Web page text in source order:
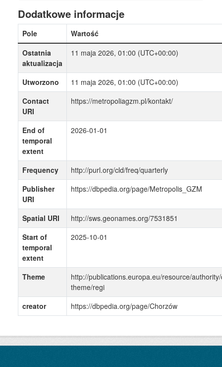
Dodatkowe informacje
Pole
Wartość
Ostatnia
aktualizacja
11 maja 2026, 01:00 (UTC+00:00)
Utworzono
11 maja 2026, 01:00 (UTC+00:00)
Contact
URI
https://metropoliagzm.pl/kontakt/
End of
temporal
extent
2026-01-01
Frequency
http://purl.org/cld/freq/quarterly
Publisher
URI
https://dbpedia.org/page/Metropolis_GZM
Spatial URI
http://sws.geonames.org/7531851
Start of
temporal
extent
2025-10-01
Theme
http://publications.europa.eu/resource/
theme/regi
creator
https://dbpedia.org/page/Chorzów